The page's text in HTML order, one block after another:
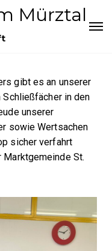
Mürztal
gibt es an unserer
in den
unserer
sowie Wertsachen
sicher verfahrt
Marktgemeinde St.